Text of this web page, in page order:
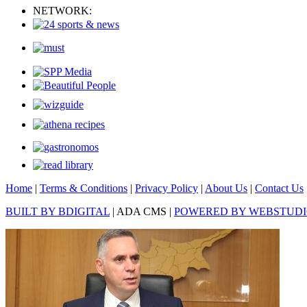
NETWORK:
Home | Terms & Conditions | Privacy Policy | About Us | Contact Us
BUILT BY BDIGITAL | ADA CMS | POWERED BY